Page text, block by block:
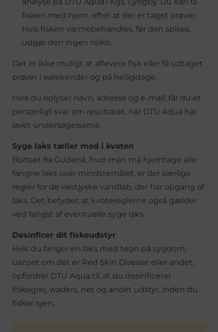
fisken med hjem, efter at der er taget prøver.
Hvis fisken varmebehandles, før den spises,
udgør den ingen risiko.
Det er ikke muligt at aflevere fisk eller få udtaget
prøver i weekender og på helligdage.
Hvis du oplyser navn, adresse og e-mail, får du et
personligt svar om resultatet, når DTU Aqua har
lavet undersøgelserne.
Syge laks tæller med i kvoten
Bortset fra Gudenå, hvor man må hjemtage alle
fangne laks over mindstemålet, er der særlige
regler for de vestjyske vandløb, der har opgang af
laks. Det betyder, at kvotereglerne også gælder
ved fangst af eventuelle syge laks.
Desinficer dit fiskeudstyr
Hvis du fanger en laks med tegn på sygdom,
uanset om det er Red Skin Disease eller andet,
opfordrer DTU Aqua til, at du desinficerer
fiskegrej, waders, net og andet udstyr, inden du
fisker igen.